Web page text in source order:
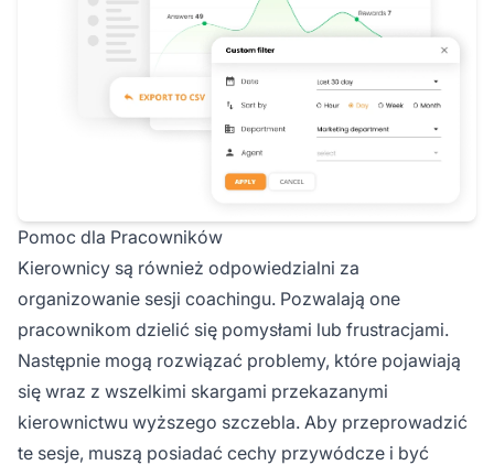
Pomoc dla Pracowników
Kierownicy są również odpowiedzialni za
organizowanie sesji coachingu. Pozwalają one
pracownikom dzielić się pomysłami lub frustracjami.
Następnie mogą rozwiązać problemy, które pojawiają
się wraz z wszelkimi skargami przekazanymi
kierownictwu wyższego szczebla. Aby przeprowadzić
te sesje, muszą posiadać cechy przywódcze i być